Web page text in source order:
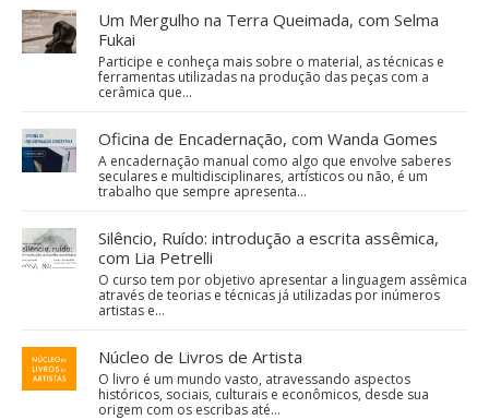
Um Mergulho na Terra Queimada, com Selma
Fukai
Participe e conheça mais sobre o material, as técnicas e
ferramentas utilizadas na produção das peças com a
cerâmica que…
Oficina de Encadernação, com Wanda Gomes
A encadernação manual como algo que envolve saberes
seculares e multidisciplinares, artísticos ou não, é um
trabalho que sempre apresenta…
Silêncio, Ruído: introdução a escrita assêmica,
com Lia Petrelli
O curso tem por objetivo apresentar a linguagem assêmica
através de teorias e técnicas já utilizadas por inúmeros
artistas e…
Núcleo de Livros de Artista
O livro é um mundo vasto, atravessando aspectos
históricos, sociais, culturais e econômicos, desde sua
origem com os escribas até…